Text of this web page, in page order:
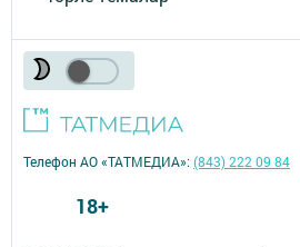
Телефон АО «ТАТМЕДИА»:(843) 222 09 84
18+